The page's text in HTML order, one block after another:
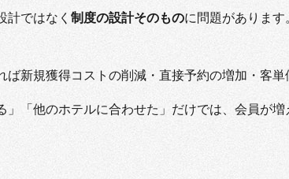
計ではなく 制度の設計そのものに問題があります
ば新規獲得コストの削減・直接予約の増加・客
」「他のホテルに合わせた」だけでは、会員が